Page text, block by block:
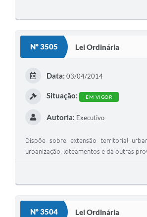
Nº 3505 Lei Ordinária
Data: 03/04/2014
Situação: EM VIGOR
Autoria: Executivo
Dispõe sobre extensão territorial
urbanização, loteamentos e dá outras
Nº 3504 Lei Ordinária